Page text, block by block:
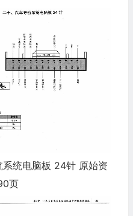
统电脑板 24针 原始资
页